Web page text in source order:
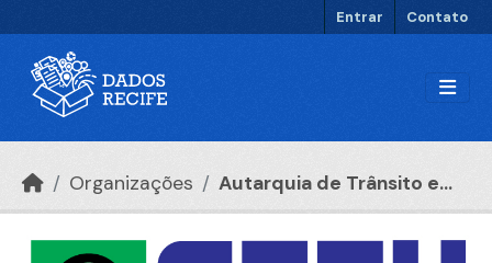
Entrar Contato
Organizações Autarquia de Trânsito e...